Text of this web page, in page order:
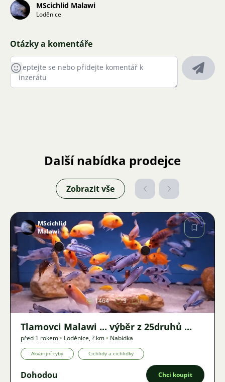
MScichlid Malawi
Loděnice
Otázky a komentáře
Další nabídka prodejce
Zobrazit vše
Obrázek
MScichlid
Malawi
1464 3
Tlamovci Malawi ... výběr z 25druhů ...
před 1 rokem • Loděnice,? km • Nabídka
Akvarijní ryby Cichlidy a cichlidky
Dohodou Chci koupit